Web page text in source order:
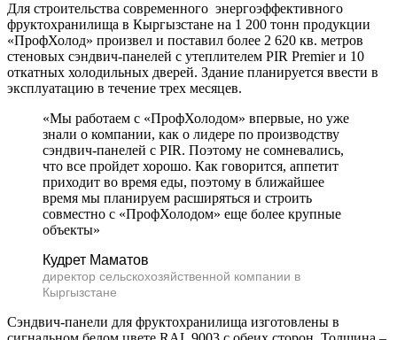
Для строительства современного энергоэффективного
фруктохранилища в Кыргызстане на 1 200 тонн продукции
«ПрофХолод» произвел и поставил более 2 620 кв. метров
стеновых сэндвич-панелей с утеплителем PIR Premier и 10
откатных холодильных дверей. Здание планируется ввести в
эксплуатацию в течение трех месяцев.
«Мы работаем с «ПрофХолодом» впервые, но уже
знали о компании, как о лидере по производству
сэндвич-панелей с PIR. Поэтому не сомневались,
что все пройдет хорошо. Как говорится, аппетит
приходит во время еды, поэтому в ближайшее
время мы планируем расширяться и строить
совместно с «ПрофХолодом» еще более крупные
объекты»
Кудрет Маматов
директор сельскохозяйственной компании в
Кыргызстане
Сэндвич-панели для фруктохранилища изготовлены в